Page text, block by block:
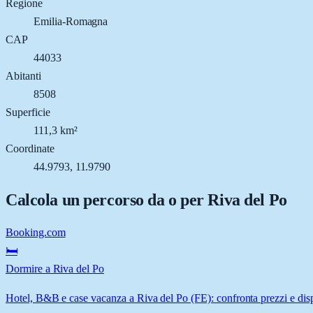
Regione
Emilia-Romagna
CAP
44033
Abitanti
8508
Superficie
111,3 km²
Coordinate
44.9793, 11.9790
Calcola un percorso da o perRiva del Po
Booking.com
🛏️
Dormire a Riva del Po
Hotel, B&B e case vacanza a Riva del Po (FE): confronta prezzi e